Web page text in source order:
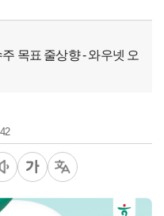
목표 줄상향 - 와우넷 오